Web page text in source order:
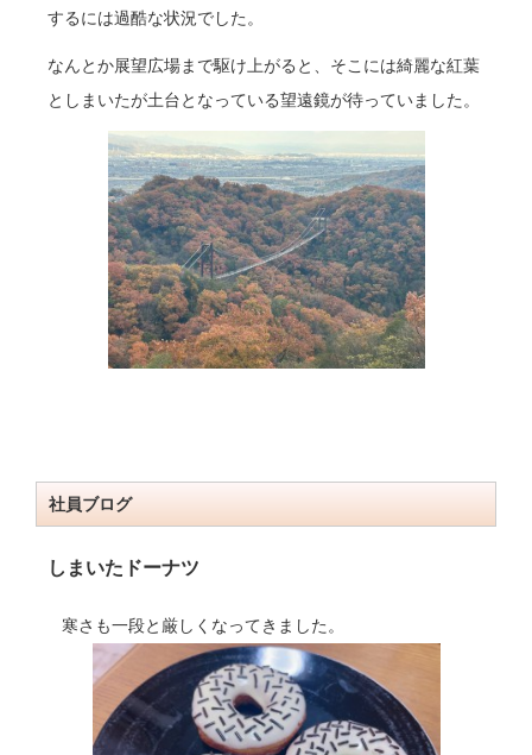
するには過酷な状況でした。
なんとか展望広場まで駆け上がると、そこには綺麗な紅葉
としまいたが土台となっている望遠鏡が待っていました。
社員ブログ
しまいたドーナツ
寒さも一段と厳しくなってきました。